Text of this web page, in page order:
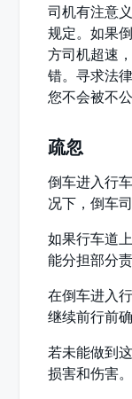
司机有注意
规定。如果
方司机超速
错。寻求法
您不会被不
疏忽
倒车进入行
况下，倒车
如果行车道
能分担部分责
在倒车进入
继续前行前
若未能做到
损害和伤害。